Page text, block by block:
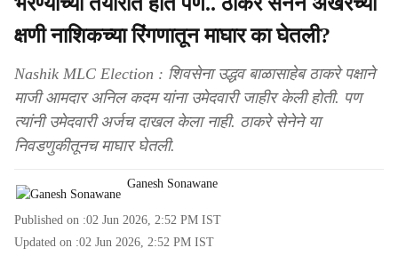
क्षणी नाशिकच्या रिंगणातून माघार का घेतली?
Nashik MLC Election : शिवसेना उद्धव बाळासाहेब ठाकरे पक्षाने
माजी आमदार अनिल कदम यांना उमेदवारी जाहीर केली होती. पण
त्यांनी उमेदवारी अर्जच दाखल केला नाही. ठाकरे सेनेने या
निवडणुकीतूनच माघार घेतली.
Ganesh Sonawane
Published on :02 Jun 2026, 2:52 PM IST
Updated on :02 Jun 2026, 2:52 PM IST